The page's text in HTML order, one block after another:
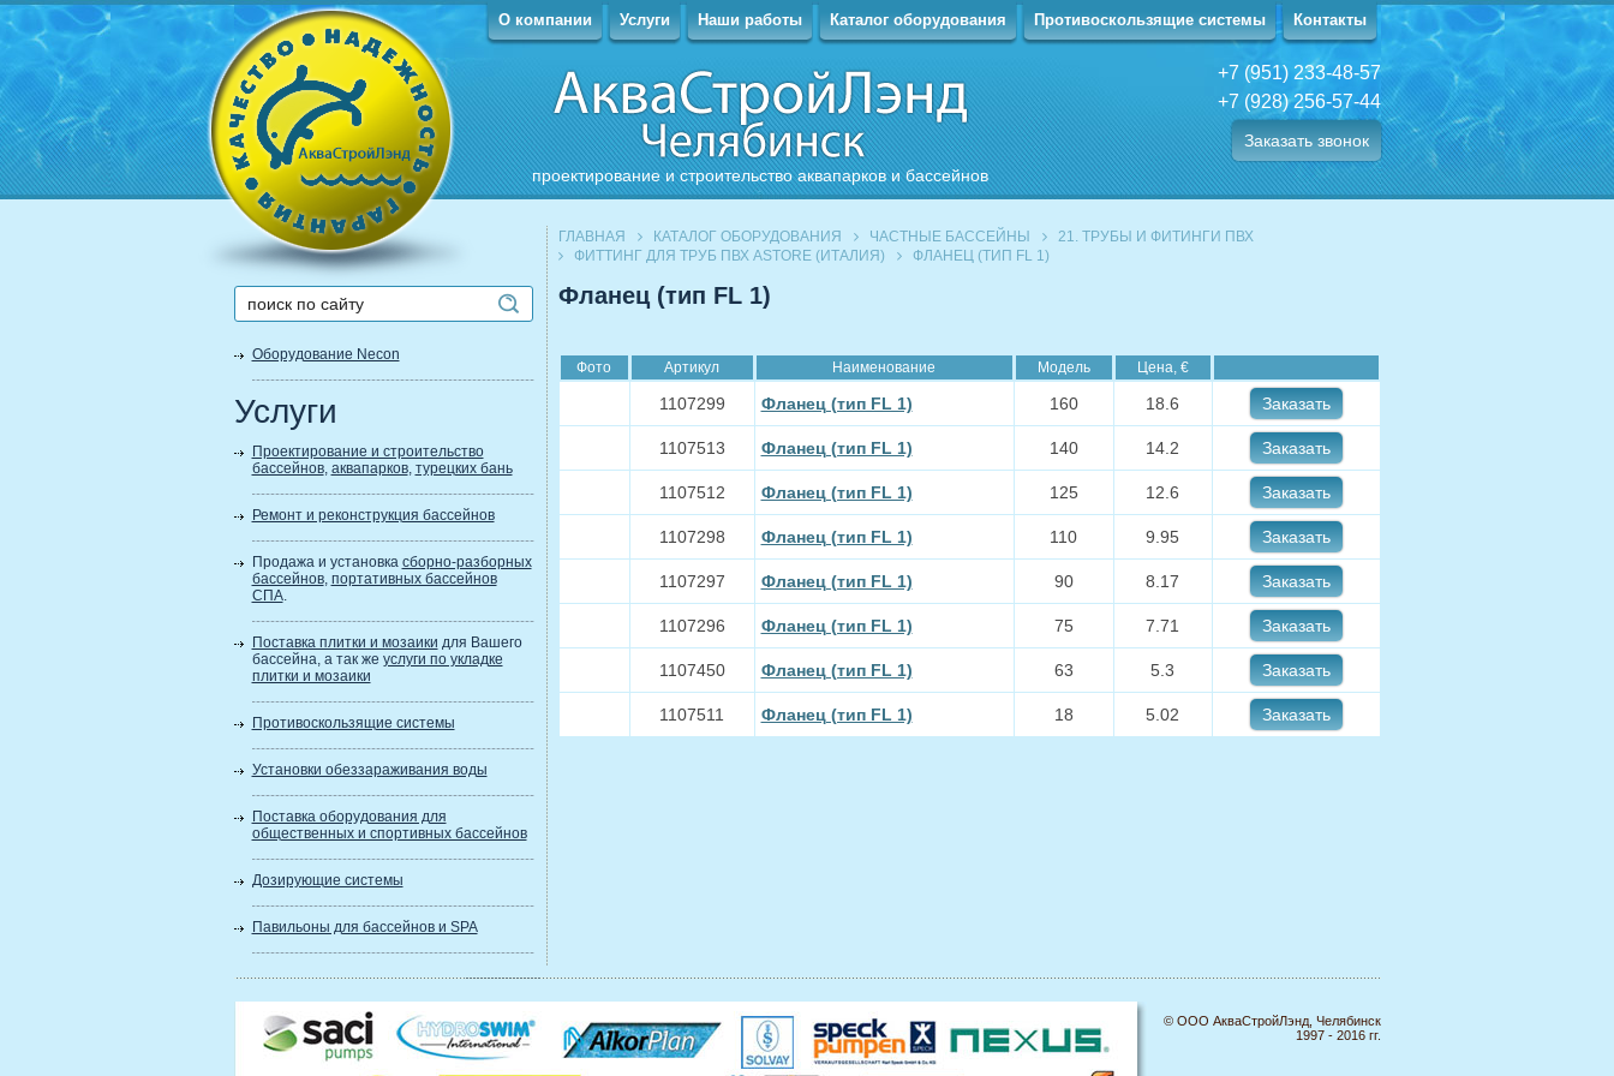
проектирование и строительство аквапарков и бассейнов
О компании Услуги Наши работы Каталог оборудования Противоскользящие системы Контакты
+7 (951) 233-48-57
+7 (928) 256-57-44
Заказать звонок
Оборудование Necon
Услуги
Проектирование и строительство
бассейнов, аквапарков, турецких бань
Ремонт и реконструкция бассейнов
Продажа и установка сборно-разборных
бассейнов, портативных бассейнов
СПА.
Поставка плитки и мозаики для Вашего
бассейна, а так же услуги по укладке
плитки и мозаики
Противоскользящие системы
Установки обеззараживания воды
Поставка оборудования для
общественных и спортивных бассейнов
Дозирующие системы
Павильоны для бассейнов и SPA
ГЛАВНАЯ КАТАЛОГ ОБОРУДОВАНИЯ ЧАСТНЫЕ БАССЕЙНЫ
21. ТРУБЫ И ФИТИНГИ ПВХ
ФИТТИНГ ДЛЯ ТРУБ ПВХ ASTORE (ИТАЛИЯ)
ФЛАНЕЦ (ТИП FL 1)
Фланец (тип FL 1)
Фото Артикул Наименование Модель Цена, €
1107299 Фланец (тип FL 1) 160 18.6 Заказать
1107513 Фланец (тип FL 1) 140 14.2 Заказать
1107512 Фланец (тип FL 1) 125 12.6 Заказать
1107298 Фланец (тип FL 1) 110 9.95 Заказать
1107297 Фланец (тип FL 1) 90 8.17 Заказать
1107296 Фланец (тип FL 1) 75 7.71 Заказать
1107450 Фланец (тип FL 1) 63 5.3 Заказать
1107511 Фланец (тип FL 1) 18 5.02 Заказать
© ООО АкваСтройЛэнд, Челябинск
1997 - 2016 гг.